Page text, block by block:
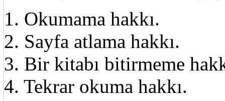
1. Okumama hakkı.
2. Sayfa atlama hakkı.
3. Bir kitabı bitirmeme
4. Tekrar okuma hakkı.